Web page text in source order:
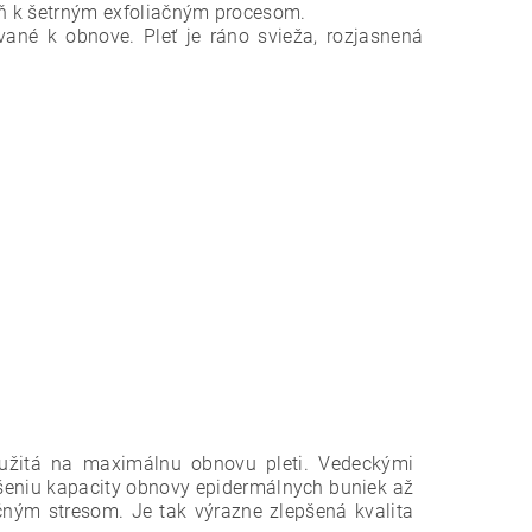
k šetrným exfoliačným procesom.
k obnove. Pleť je ráno svieža, rozjasnená
na maximálnu obnovu pleti. Vedeckými
kapacity obnovy epidermálnych buniek až
stresom. Je tak výrazne zlepšená kvalita